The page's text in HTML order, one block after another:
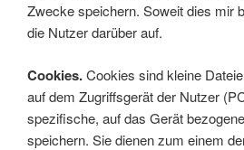
Zwecke speichern. Soweit dies mir
die Nutzer darüber auf.
Cookies.Cookies sind kleine
auf dem Zugriffsgerät der Nutzer
spezifische, auf das Gerät
speichern. Sie dienen zum einem